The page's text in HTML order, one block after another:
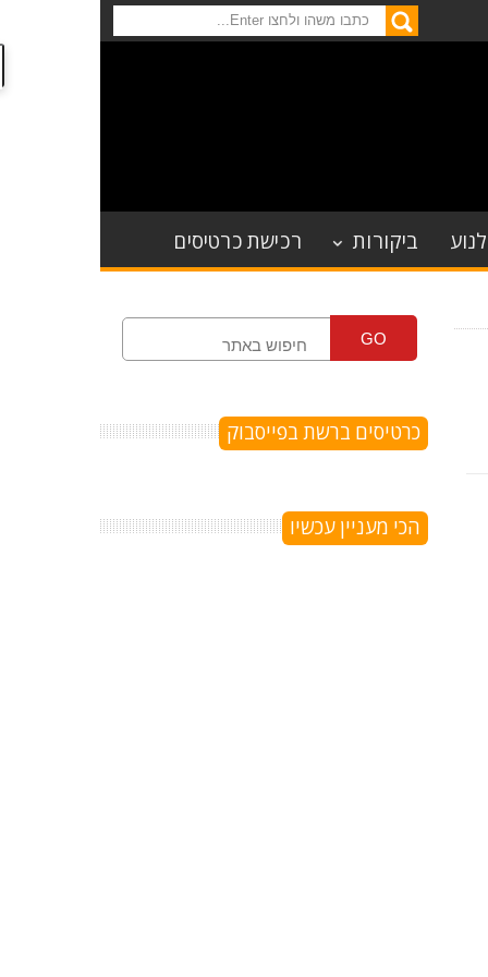
ביקורות רכישת כרטיסים
GO
כרטיסים ברשת בפייסבוק
הכי מעניין עכשיו